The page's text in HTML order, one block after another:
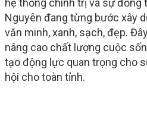
Nguyên đang từng bước xây
văn minh, xanh, sạch, đẹp.
nâng cao chất lượng cuộc
tạo động lực quan trọng cho
hội cho toàn tỉnh.